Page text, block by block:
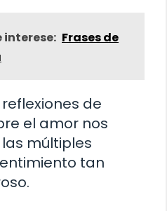
interese: Frases de
de
el amor nos
múltiples
tan